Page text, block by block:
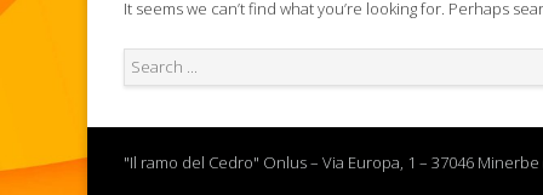
It seems we can’t find what you’re looking for. Perhaps
"Il ramo del Cedro" Onlus – Via Europa, 1 – 37046 Minerbe